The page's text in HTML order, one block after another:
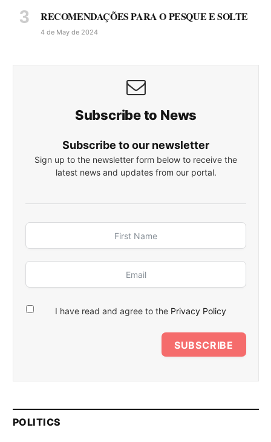
RECOMENDAÇÕES PARA O PESQUE E SOLTE
4 de May de 2024
Subscribe to News
Subscribe to our newsletter
Sign up to the newsletter form below to receive the
latest news and updates from our portal.
I have read and agree to the Privacy Policy
SUBSCRIBE
POLITICS